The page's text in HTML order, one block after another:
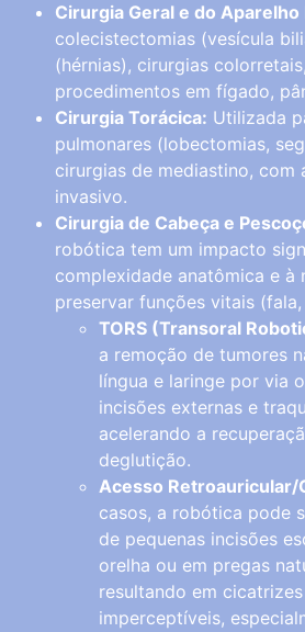
Cirurgia Geral e do
colecistectomias (vesícula
(hérnias), cirurgias
procedimentos em fígado,
Cirurgia Torácica: Utilizada
pulmonares (lobectomias,
cirurgias de mediastino, com
invasivo.
Cirurgia de Cabeça e
robótica tem um impacto
complexidade anatômica e à
preservar funções vitais
TORS (Transoral
a remoção de tumores
língua e laringe por via
incisões externas e
acelerando a
deglutição.
Acesso Retroauricular/
casos, a robótica pode
de pequenas incisões
orelha ou em pregas
resultando em
imperceptíveis,